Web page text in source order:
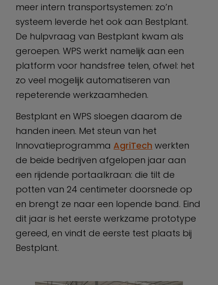
meer intern transportsystemen: zo’n
systeem leverde het ook aan Bestplant.
De hulpvraag van Bestplant kwam als
geroepen. WPS werkt namelijk aan een
platform voor handsfree telen, ofwel: het
zo veel mogelijk automatiseren van
repeterende werkzaamheden.
Bestplant en WPS sloegen daarom de
handen ineen. Met steun van het
InnovatieprogrammaAgriTech werkten
de beide bedrijven afgelopen jaar aan
een rijdende portaalkraan: die tilt de
potten van 24 centimeter doorsnede op
en brengt ze naar een lopende band. Eind
dit jaar is het eerste werkzame prototype
gereed, en vindt de eerste test plaats bij
Bestplant.